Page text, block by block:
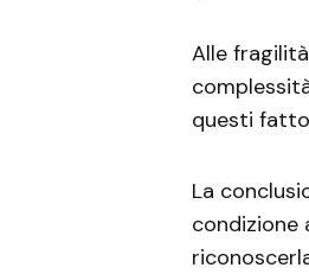
Alle
questi
La
condizione